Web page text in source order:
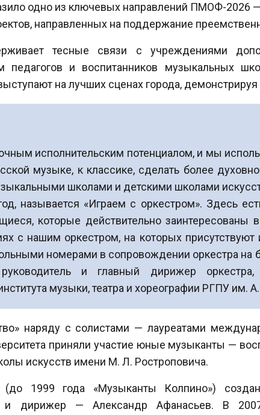
одно из ключевых направлений ПМОФ-2026
направленных на поддержание
тесные связи с учреждениями
педагогов и воспитанников музыкальных
на лучших сценах города,
исполнительским потенциалом, и мы
музыке, к классике, сделать более
школами и детскими школами
называется «Играем с оркестром». Здесь
которые действительно
с нашим оркестром, на которых
номерами в сопровождении оркестра на
и главный дирижер
музыки, театра и хореографии РГПУ им.
наряду с солистами — лауреатами
приняли участие юные музыканты —
искусств имени М. Л. Ростроповича.
(до 1999 года «Музыканты Колпино»)
и дирижер — Александр Афанасьев. В